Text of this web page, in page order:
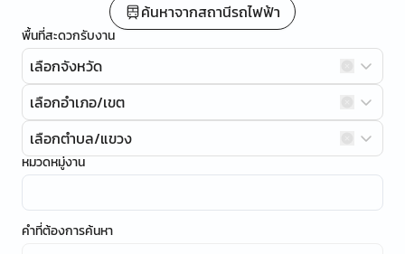
ค้นหาจากสถานีรถไฟฟ้า
พื้นที่สะดวกรับงาน
เลือกจังหวัด
เลือกอำเภอ/เขต
เลือกตำบล/แขวง
หมวดหมู่งาน
คำที่ต้องการค้นหา